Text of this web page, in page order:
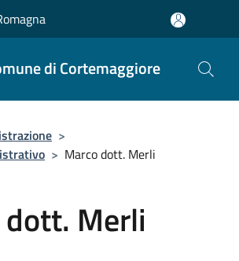
di Cortemaggiore
>
> Marco dott. Merli
Merli